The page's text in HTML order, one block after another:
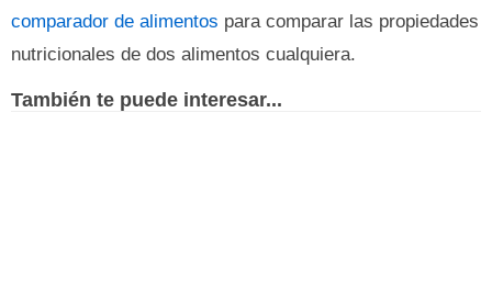
comparador de alimentos para comparar las propiedades
nutricionales de dos alimentos cualquiera.
También te puede interesar...